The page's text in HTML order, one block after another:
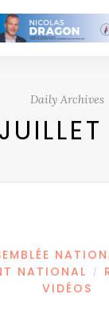
Daily Archives
NATIONAL /
VIDÉOS